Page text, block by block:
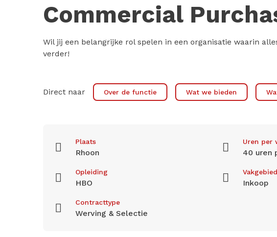
Commercial
Wil jij een belangrijke rol spelen in een organisatie waarin
verder!
Direct naar Over de functie Wat we bieden
Plaats
Rhoon
Uren per
40 uren
Opleiding
HBO
Vakgebied
Inkoop
Contracttype
Werving & Selectie